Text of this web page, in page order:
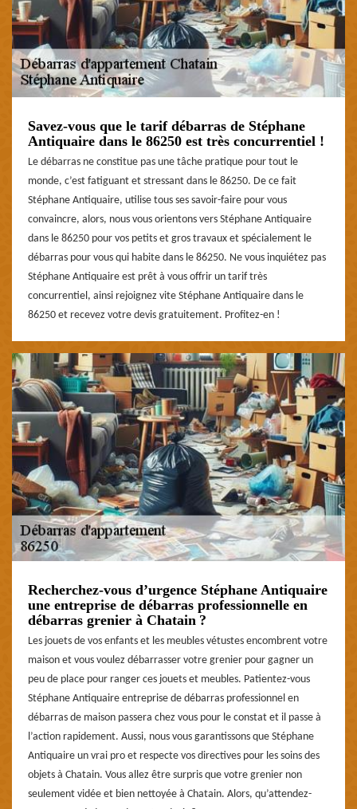
Savez-vous que le tarif débarras de Stéphane
Antiquaire dans le 86250 est très concurrentiel !
Le débarras ne constitue pas une tâche pratique pour tout le
monde, c’est fatiguant et stressant dans le 86250. De ce fait
Stéphane Antiquaire, utilise tous ses savoir-faire pour vous
convaincre, alors, nous vous orientons vers Stéphane Antiquaire
dans le 86250 pour vos petits et gros travaux et spécialement le
débarras pour vous qui habite dans le 86250. Ne vous inquiétez pas
Stéphane Antiquaire est prêt à vous offrir un tarif très
concurrentiel, ainsi rejoignez vite Stéphane Antiquaire dans le
86250 et recevez votre devis gratuitement. Profitez-en !
Recherchez-vous d’urgence Stéphane Antiquaire
une entreprise de débarras professionnelle en
débarras grenier à Chatain ?
Les jouets de vos enfants et les meubles vétustes encombrent votre
maison et vous voulez débarrasser votre grenier pour gagner un
peu de place pour ranger ces jouets et meubles. Patientez-vous
Stéphane Antiquaire entreprise de débarras professionnel en
débarras de maison passera chez vous pour le constat et il passe à
l’action rapidement. Aussi, nous vous garantissons que Stéphane
Antiquaire un vrai pro et respecte vos directives pour les soins des
objets à Chatain. Vous allez être surpris que votre grenier non
seulement vidée et bien nettoyée à Chatain. Alors, qu’attendez-